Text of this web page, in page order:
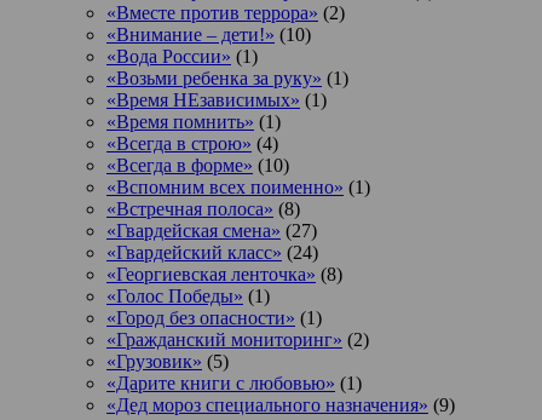
«Вместе против террора» (2)
«Внимание – дети!» (10)
«Вода России» (1)
«Возьми ребенка за руку» (1)
«Время НЕзависимых» (1)
«Время помнить» (1)
«Всегда в строю» (4)
«Всегда в форме» (10)
«Вспомним всех поименно» (1)
«Встречная полоса» (8)
«Гвардейская смена» (27)
«Гвардейский класс» (24)
«Георгиевская ленточка» (8)
«Голос Победы» (1)
«Город без опасности» (1)
«Гражданский мониторинг» (2)
«Грузовик» (5)
«Дарите книги с любовью» (1)
«Дед мороз специального назначения» (9)